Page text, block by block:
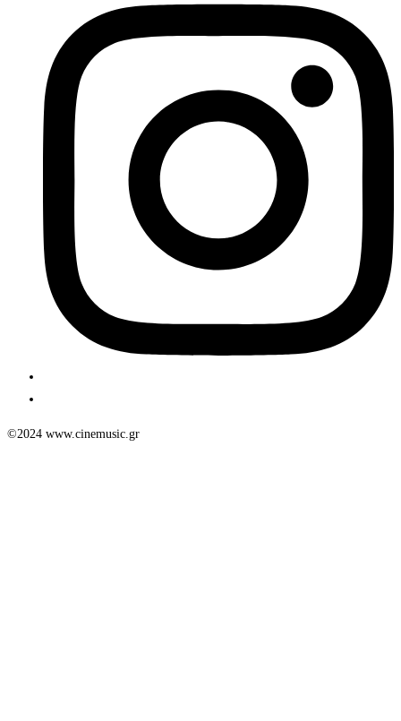
©2024 www.cinemusic.gr